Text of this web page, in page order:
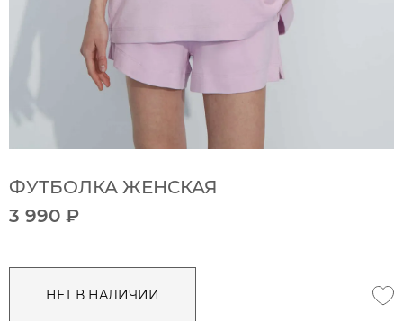
ФУТБОЛКА ЖЕНСКАЯ
3 990 ₽
НЕТ В НАЛИЧИИ